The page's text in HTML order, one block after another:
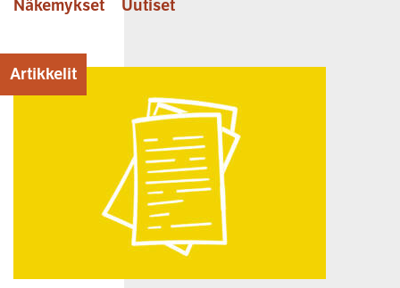
Näkemykset
Uutiset
Artikkelit